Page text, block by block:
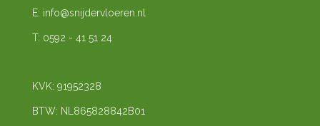
E: info@snijdervloeren.nl
T: 0592 - 41 51 24
KVK: 91952328
BTW: NL865828842B01